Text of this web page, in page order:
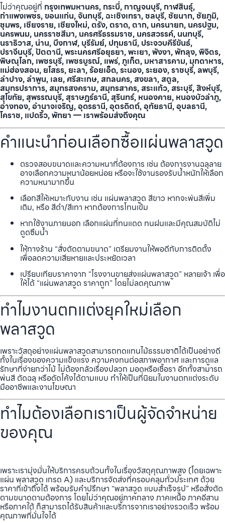
ไม่ว่าคุณอยู่ที่ กรุงเทพมหานคร, กระบี่, กาญจนบุรี, กาฬสินธุ์,
กำแพงเพชร, ขอนแก่น, จันทบุรี, ฉะเชิงเทรา, ชลบุรี, ชัยนาท, ชัยภูมิ,
ชุมพร, เชียงราย, เชียงใหม่, ตรัง, ตราด, ตาก, นครนายก, นครปฐม,
นครพนม, นครราชสีมา, นครศรีธรรมราช, นครสวรรค์, นนทบุรี,
นราธิวาส, น่าน, บึงกาฬ, บุรีรัมย์, ปทุมธานี, ประจวบคีรีขันธ์,
ปราจีนบุรี, ปัตตานี, พระนครศรีอยุธยา, พะเยา, พังงา, พัทลุง, พิจิตร,
พิษณุโลก, เพชรบุรี, เพชรบูรณ์, แพร่, ภูเก็ต, มหาสารคาม, มุกดาหาร,
แม่ฮ่องสอน, ยโสธร, ยะลา, ร้อยเอ็ด, ระนอง, ระยอง, ราชบุรี, ลพบุรี,
ลำปาง, ลำพูน, เลย, ศรีสะเกษ, สกลนคร, สงขลา, สตูล,
สมุทรปราการ, สมุทรสงคราม, สมุทรสาคร, สระแก้ว, สระบุรี, สิงห์บุรี,
สุโขทัย, สุพรรณบุรี, สุราษฎร์ธานี, สุรินทร์, หนองคาย, หนองบัวลำภู,
อ่างทอง, อำนาจเจริญ, อุดรธานี, อุตรดิตถ์, อุทัยธานี, อุบลธานี,
โคราช, แปดริ้ว, พัทยา — เราพร้อมส่งถึงคุณ
คำแนะนำก่อนเลือกซื้อแผ่นพลาสวูด
ตรวจสอบขนาดและความหนาที่ต้องการ เช่น ต้องการงานฉลุลาย
อาจเลือกความหนาน้อยหน่อย หรือจะใช้งานรองรับน้ำหนักให้เลือก
ความหนามากขึ้น
เลือกสีให้เหมาะกับงาน เช่น แผ่นพลาสวูด สีขาว หากจะพ่นสีเพิ่ม
เติม, หรือ สีดำ/สีเทา หากต้องการโทนเข้ม
หากใช้งานภายนอก เลือกแผ่นที่ทนแดด ทนฝนและมีคุณสมบัติไม่
ดูดซึมน้ำ
ให้ทางร้าน “สั่งตัดตามขนาด” เตรียมงานให้พอดีกับการติดตั้ง
เพื่อลดความเสียหายและประหยัดเวลา
เปรียบเทียบราคาจาก “โรงงานขายส่งแผ่นพลาสวูด” หลายเจ้า เพื่อ
ให้ได้ “แผ่นพลาสวูด ราคาถูก” โดยไม่ลดคุณภาพ
ทำไมงานตกแต่งยุคใหม่เลือก
พลาสวูด
เพราะวัสดุอย่างแผ่นพลาสวูดสามารถทดแทนไม้ธรรมชาติได้เป็นอย่างดี
ทั้งในเรื่องของความแข็งแรง ความคงทนต่อสภาพอากาศ และการดูแล
รักษาที่ง่ายกว่าไม้ ไม่ต้องกลัวเรื่องปลวก มอดหรือเชื้อรา อีกทั้งสามารถ
พ่นสี ตัดฉลุ หรือดัดโค้งได้ตามแบบ ทำให้เป็นที่นิยมในงานตกแต่งระดับ
มืออาชีพและงานโฆษณา
ทำไมต้องเลือกเราเป็นผู้จัดจำหน่าย
ของคุณ
เพราะเรามุ่งมั่นให้บริการครบถ้วนทั้งในเรื่องวัสดุคุณภาพสูง (โดยเฉพาะ
แผ่น พลาสวูด เกรด A) และบริการจัดส่งที่ครอบคลุมทั่วประเทศ ด้วย
ราคาที่เข้าถึงได้ พร้อมรับคำปรึกษา “พลาสวูด แบบสำเร็จรูป” หรือสั่งตัด
ตามขนาดตามต้องการ โดยไม่ว่าคุณอยู่ภาคกลาง ภาคเหนือ ภาคอีสาน
หรือภาคใต้ ก็สามารถได้รับสินค้าและบริการจากเราอย่างรวดเร็ว พร้อม
คุณภาพที่มั่นใจได้